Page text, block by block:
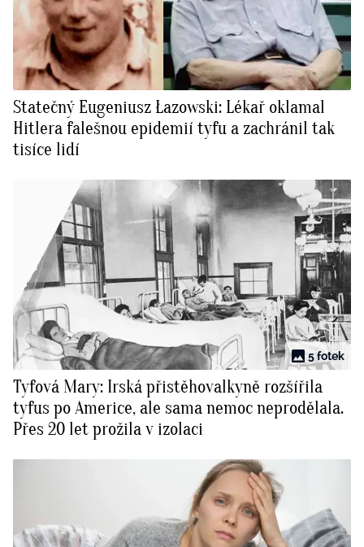
Statečný Eugeniusz Łazowski: Lékař oklamal
Hitlera falešnou epidemií tyfu a zachránil tak
tisíce lidí
5 fotek
Tyfová Mary: Irská přistěhovalkyně rozšířila
tyfus po Americe, ale sama nemoc neprodělala.
Přes 20 let prožila v izolaci